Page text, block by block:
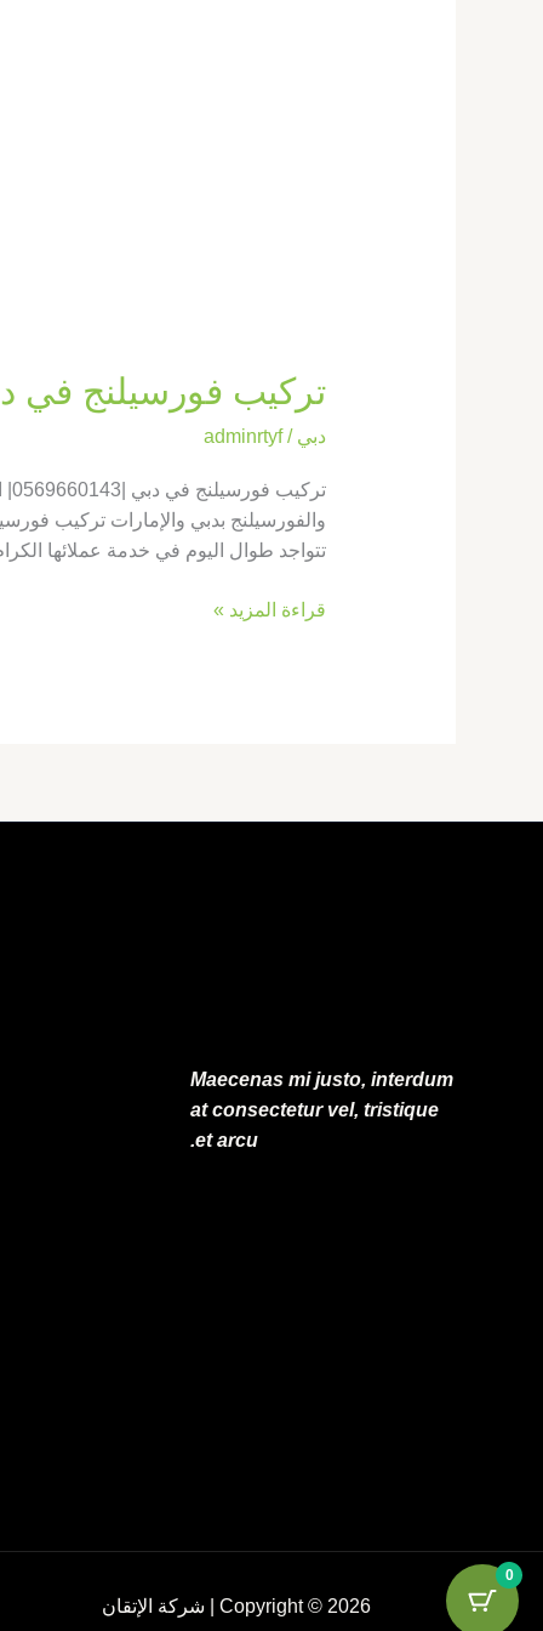
تركيب فورسيلنج في دبي |0569660143| اسقف
دبي /
adminrtyf
والفورسيلنج بدبي والإمارات تركيب
تتواجد طوال اليوم في خدمة عملائها
قراءة المزيد »
Maecenas mi justo, interdum
at consectetur vel, tristique
et arcu.
Copyright © 2026 | شركة الإتقان
0